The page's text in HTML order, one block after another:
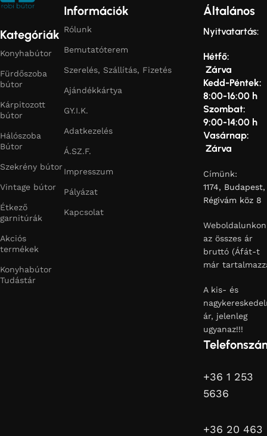
Kategóriák
Konyhabútor
Fürdőszoba
bútor
Kárpitozott
bútor
Hálószoba
Bútor
Szekrény bútor
Vintage bútor
Étkező
garnitúrák
Akciós
termékek
Konyhabútor
Tudástár
Információk
Rólunk
Bemutatóterem
Szerelés, Szállítás, Fizetés
Ajándékkártya
GY.I.K.
Adatkezelés
Á.SZ.F.
Impresszum
Pályázat
Kapcsolat
Általános
Nyitvatartás:
Hétfő:
Zárva
Kedd-Péntek:
8:00-16:00 h
Szombat:
9:00-14:00 h
Vasárnap:
Zárva
Címünk:
1174, Budapest,
Régivám köz 8
Weboldalunkon
az összes ár
bruttó (Áfát-t
már
A kis- és
ár, jelenleg
ugyanaz!!!
+36 1 253
5636
+36 20 463